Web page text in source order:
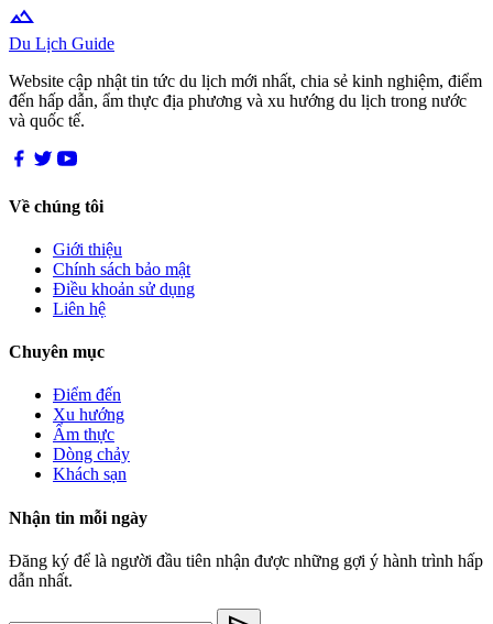
terrain
Du Lịch Guide
Website cập nhật tin tức du lịch mới nhất, chia sẻ kinh nghiệm, điểm
đến hấp dẫn, ẩm thực địa phương và xu hướng du lịch trong nước
và quốc tế.
Về chúng tôi
Giới thiệu
Chính sách bảo mật
Điều khoản sử dụng
Liên hệ
Chuyên mục
Điểm đến
Xu hướng
Ẩm thực
Dòng chảy
Khách sạn
Nhận tin mỗi ngày
Đăng ký để là người đầu tiên nhận được những gợi ý hành trình hấp
dẫn nhất.